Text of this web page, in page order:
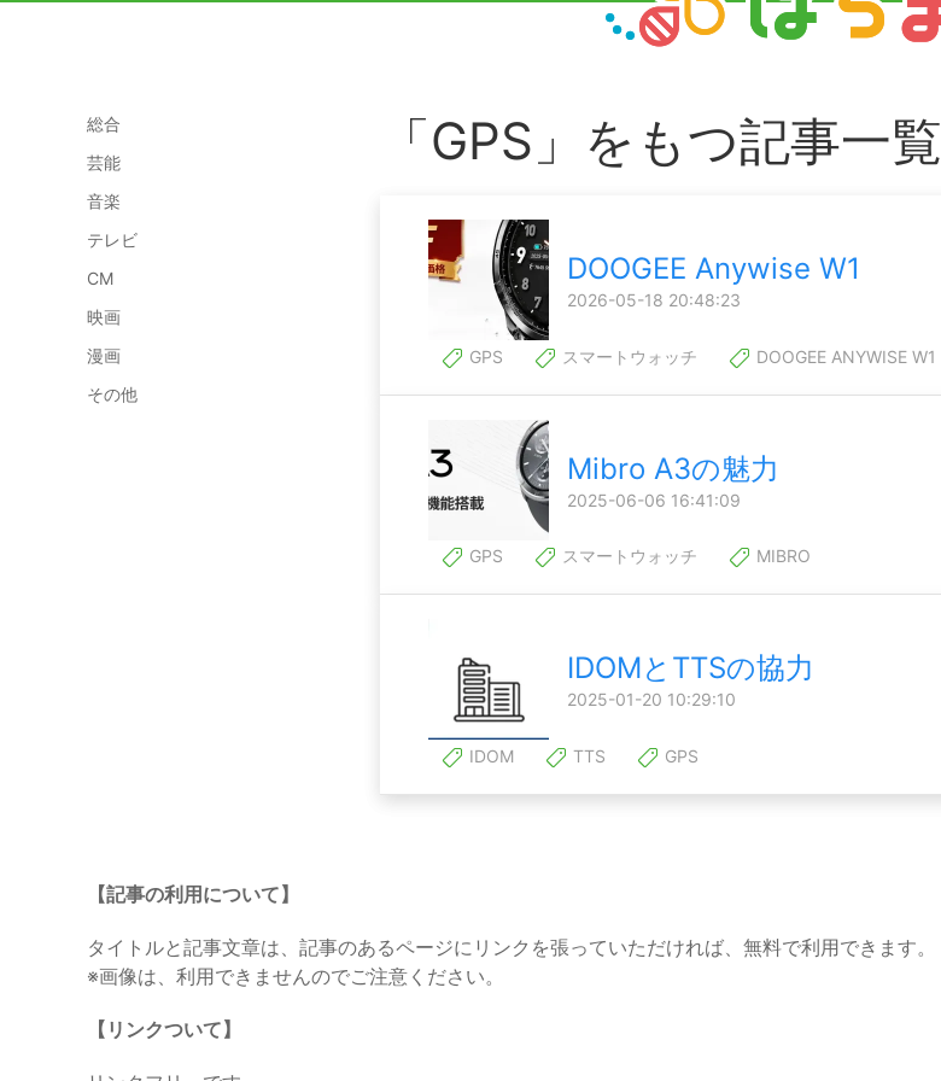
総合
芸能
音楽
テレビ
CM
映画
漫画
その他
「GPS」をもつ記事一覧
DOOGEE Anywise W1
2026-05-18 20:48:23
GPS スマートウォッチ DOOGEE ANYWISE W1
Mibro A3の魅力
2025-06-06 16:41:09
GPS スマートウォッチ MIBRO
IDOMとTTSの協力
2025-01-20 10:29:10
IDOM TTS GPS
【記事の利用について】
タイトルと記事文章は、記事のあるページにリンクを張っていただければ、無料で利用できます。
※画像は、利用できませんのでご注意ください。
【リンクついて】